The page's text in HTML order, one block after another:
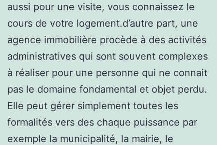
aussi pour une visite, vous connaissez le
cours de votre logement.d’autre part, une
agence immobilière procède à des activités
administratives qui sont souvent complexes
à réaliser pour une personne qui ne connait
pas le domaine fondamental et objet perdu.
Elle peut gérer simplement toutes les
formalités vers des chaque puissance par
exemple la municipalité, la mairie, le